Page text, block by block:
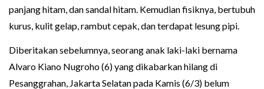
panjang hitam, dan sandal hitam. Kemudian fisiknya, bertubuh
kurus, kulit gelap, rambut cepak, dan terdapat lesung pipi.
Diberitakan sebelumnya, seorang anak laki-laki bernama
Alvaro Kiano Nugroho (6) yang dikabarkan hilang di
Pesanggrahan, Jakarta Selatan pada Kamis (6/3) belum